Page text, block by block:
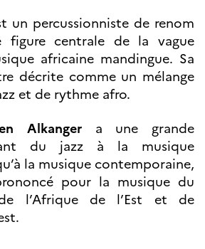
un percussionniste de renom
centrale de la vague
africaine mandingue. Sa
décrite comme un mélange
et de rythme afro.
Alkanger a une grande
du jazz à la musique
la musique contemporaine,
pour la musique du
l’Afrique de l’Est et de